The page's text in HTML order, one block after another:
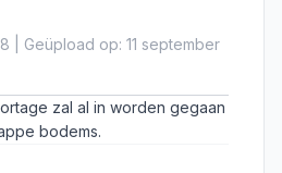
| Geüpload op: 11 september
zal al in worden gegaan
bodems.